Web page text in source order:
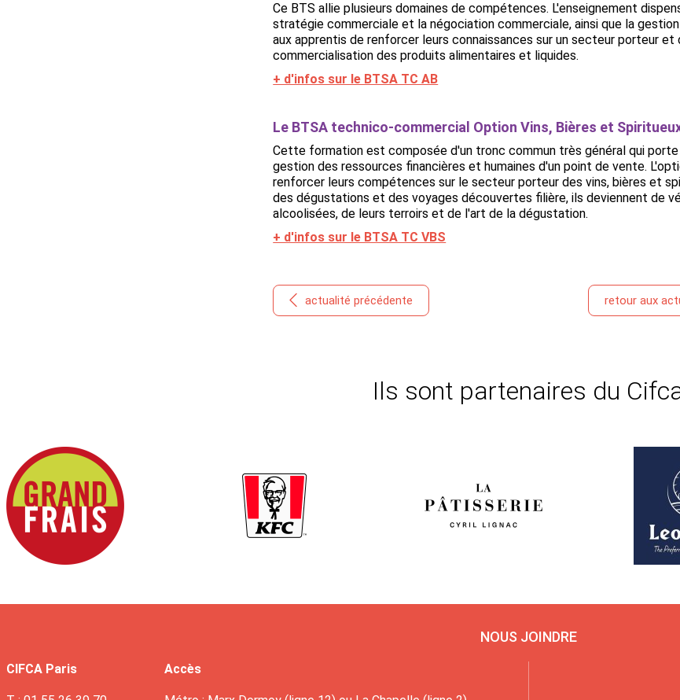
Ce BTS allie plusieurs domaines de compétences. L'enseignement
stratégie commerciale et la négociation commerciale, ainsi que la
aux apprentis de renforcer leurs connaissances sur un secteur porteur
commercialisation des produits alimentaires et liquides.
+ d'infos sur le BTSA TC AB
Le BTSA technico-commercial Option Vins, Bières et
Cette formation est composée d'un tronc commun très général qui
gestion des ressources financières et humaines d'un point de vente.
renforcer leurs compétences sur le secteur porteur des vins, bières et
des dégustations et des voyages découvertes filière, ils deviennent de
alcoolisées, de leurs terroirs et de l'art de la dégustation.
+ d'infos sur le BTSA TC VBS
actualité précédente retour aux
Ils sont partenaires du
NOUS JOINDRE
CIFCA Paris Accès